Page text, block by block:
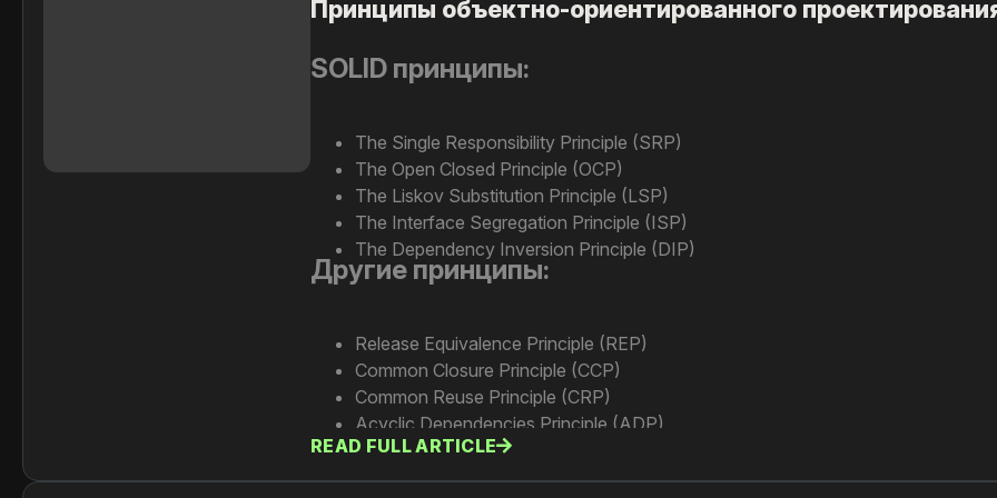
Принципы объектно-ориентированного
SOLID принципы:
The Single Responsibility Principle​ (SRP)
The Open Closed Principle​ (OCP)
The Liskov Substitution Principle​ (LSP)
The Interface Segregation Principle​ (ISP)
The Dependency Inversion Principle​ (DIP)
Другие принципы:
Release Equivalence Principle (REP)
Сommon Closure Principle (CCP)
Сommon Reuse Principle (CRP)
Acyclic Dependencies Principle (ADP)
Stable Dependencies Principle (SDP)
Stable Abstractions Principle (SAP)
READ FULL ARTICLE